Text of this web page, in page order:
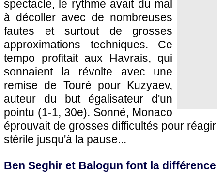
spectacle, le rythme avait du mal
à décoller avec de nombreuses
fautes et surtout de grosses
approximations techniques. Ce
tempo profitait aux Havrais, qui
sonnaient la révolte avec une
remise de Touré pour Kuzyaev,
auteur du but égalisateur d'un
pointu (1-1, 30e). Sonné, Monaco
éprouvait de grosses difficultés pour
stérile jusqu'à la pause...
Ben Seghir et Balogun font la